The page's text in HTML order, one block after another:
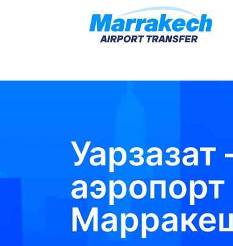
аэропорт